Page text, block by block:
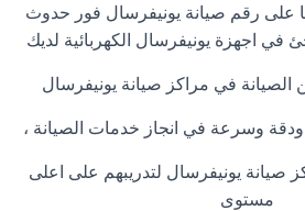
على رقم صيانة يونيفرسال فور حدوث
اجهزة يونيفرسال الكهربائية لديك
الصيانة في مراكز صيانة يونيفرسال
وسرعة في انجاز خدمات الصيانة ،
صيانة يونيفرسال لتدريبهم على اعلى
مستوى